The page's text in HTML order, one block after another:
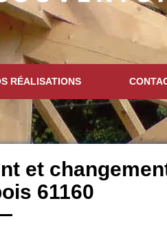
RÉALISATIONS
et
61160